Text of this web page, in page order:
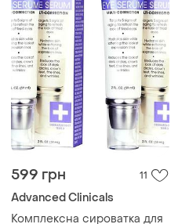
599 грн 11
Advanced Clinicals
Комплексна сироватка для